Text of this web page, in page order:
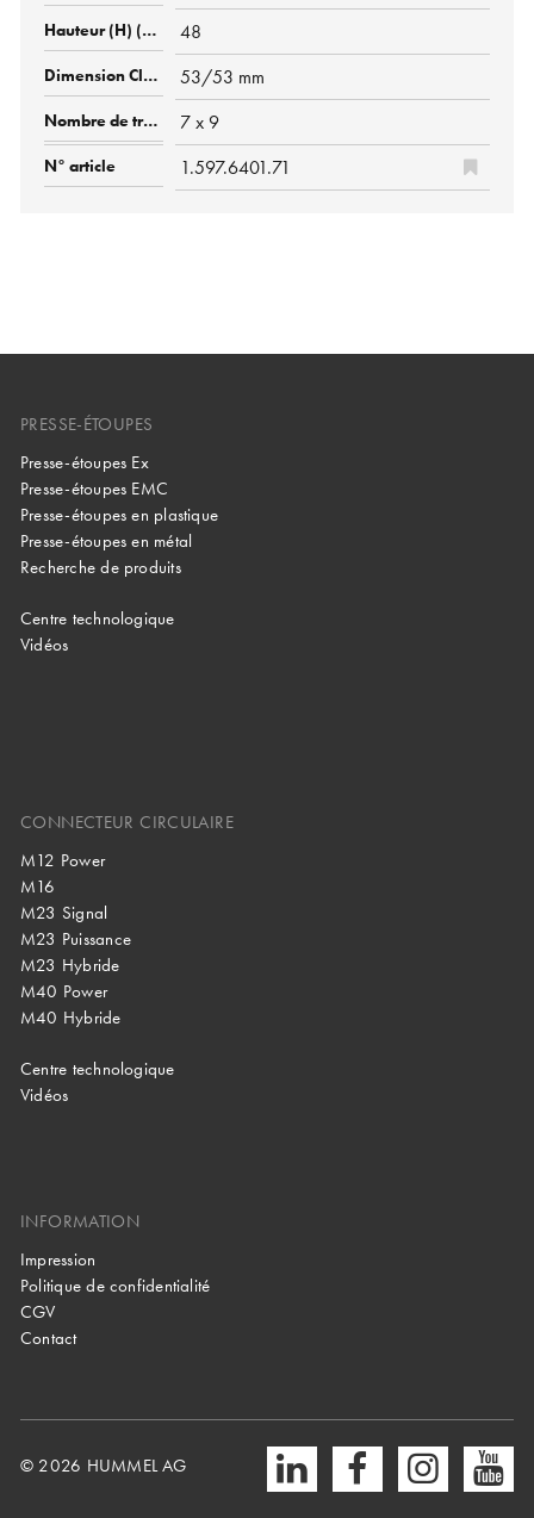
48
53/53 mm
7 x 9
1.597.6401.71
PRESSE-ÉTOUPES
Presse-étoupes Ex
Presse-étoupes EMC
Presse-étoupes en plastique
Presse-étoupes en métal
Recherche de produits
Centre technologique
Vidéos
CONNECTEUR CIRCULAIRE
M12 Power
M16
M23 Signal
M23 Puissance
M23 Hybride
M40 Power
M40 Hybride
Centre technologique
Vidéos
INFORMATION
Impression
Politique de confidentialité
CGV
Contact
© 2026 HUMMEL AG